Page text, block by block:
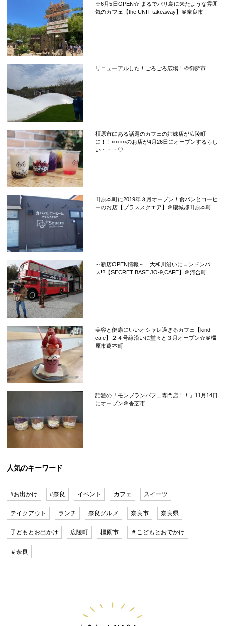
☆6月5日OPEN☆ まるでバリ島に来たような雰囲
気のカフェ【the UNIT takeaway】＠奈良市
リニューアルした！ごろごろ広場！＠御所市
橿原市にある話題のカフェの姉妹店が広陵町
に！！○○○○のお店が4月26日にオープンするらし
い・・・♡
田原本町に2019年３月オープン！食パンとコーヒ
ーのお店【プラススクエア】＠磯城郡田原本町
～新店OPEN情報～ 大和川沿いにロンドンバ
ス!?【SECRET BASE JO-9,CAFE】＠河合町
美容と健康にいいオシャレ過ぎるカフェ【kind
cafe】２４号線沿いに堂々と３月オープン☆＠橿
原市葛本町
話題の「モンブランパフェ専門店！！」11月14日
にオープン＠香芝市
人気のキーワード
#お出かけ #奈良 イベント カフェ スイーツ
テイクアウト ランチ 奈良グルメ 奈良市 奈良県
子どもとお出かけ 広陵町 橿原市 ＃こどもとおでかけ
＃奈良